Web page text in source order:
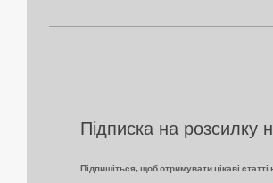
Підписка на розсилку
Підпишіться, щоб отримувати цікаві